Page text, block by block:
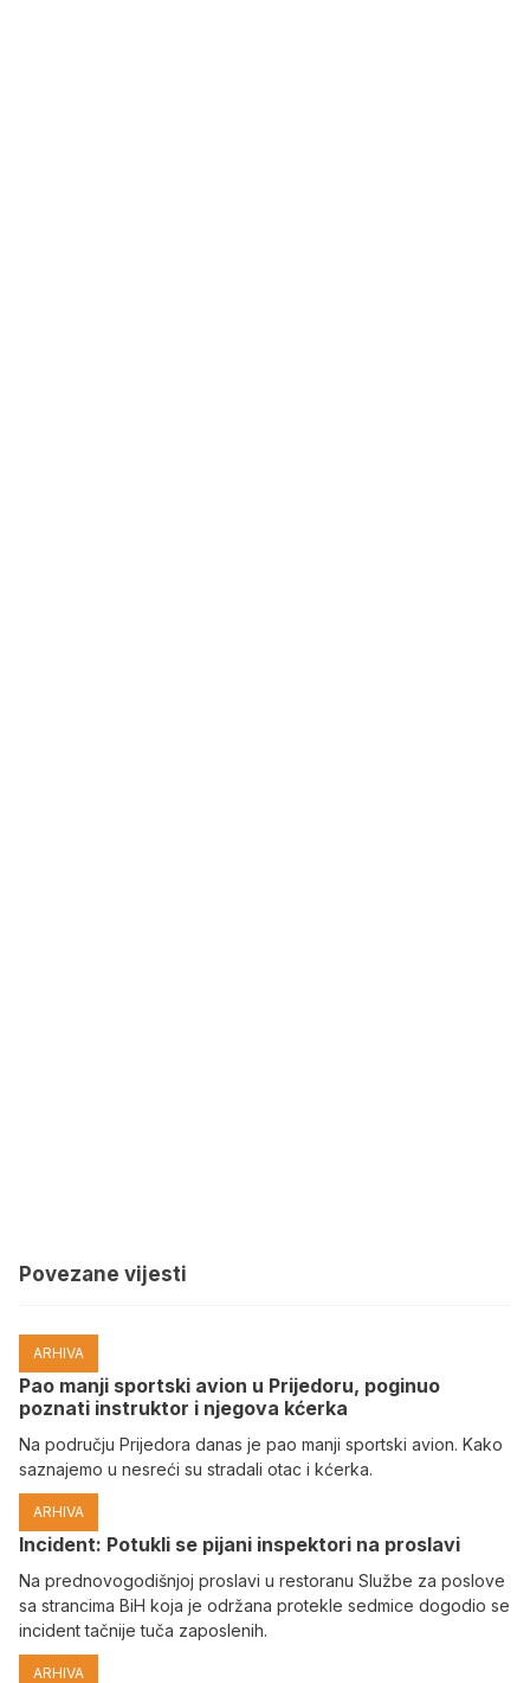
Povezane vijesti
ARHIVA
Pao manji sportski avion u Prijedoru, poginuo
poznati instruktor i njegova kćerka
Na području Prijedora danas je pao manji sportski avion. Kako
saznajemo u nesreći su stradali otac i kćerka.
ARHIVA
Incident: Potukli se pijani inspektori na proslavi
Na prednovogodišnjoj proslavi u restoranu Službe za poslove
sa strancima BiH koja je održana protekle sedmice dogodio se
incident tačnije tuča zaposlenih.
ARHIVA